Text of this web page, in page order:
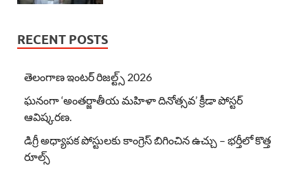
RECENT POSTS
తెలంగాణ ఇంటర్ రిజల్ట్స్ 2026
ఘనంగా ‘అంతర్జాతీయ మహిళా దినోత్సవ’ క్రీడా పోస్టర్
ఆవిష్కరణ.
డిగ్రీ అధ్యాపక పోస్టులకు కాంగ్రెస్ బిగించిన ఉచ్చు – భర్తీలో కొత్త
రూల్స్